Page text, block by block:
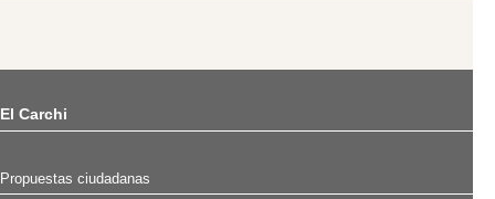
El Carchi
Propuestas ciudadanas